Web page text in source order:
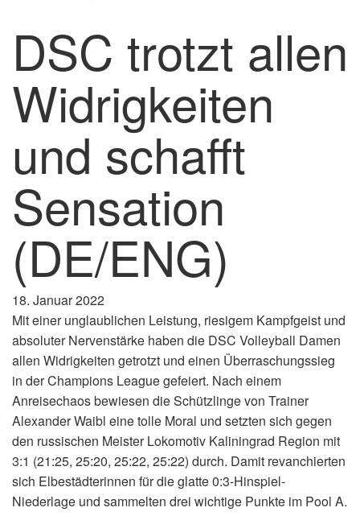
DSC trotzt allen
Widrigkeiten
und schafft
Sensation
(DE/ENG)
18. Januar 2022
Mit einer unglaublichen Leistung, riesigem Kampfgeist und
absoluter Nervenstärke haben die DSC Volleyball Damen
allen Widrigkeiten getrotzt und einen Überraschungssieg
in der Champions League gefeiert. Nach einem
Anreisechaos bewiesen die Schützlinge von Trainer
Alexander Waibl eine tolle Moral und setzten sich gegen
den russischen Meister Lokomotiv Kaliningrad Region mit
3:1 (21:25, 25:20, 25:22, 25:22) durch. Damit revanchierten
sich Elbestädterinnen für die glatte 0:3-Hinspiel-
Niederlage und sammelten drei wichtige Punkte im Pool A.